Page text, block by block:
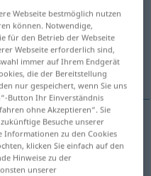
antippen)
Webseite bestmöglich nutzen
können. Notwendige,
für den Betrieb der Webseite
Webseite erforderlich sind,
immer auf Ihrem Endgerät
die der Bereitstellung
nur gespeichert, wenn Sie uns
Button Ihr Einverständnis
ohne Akzeptieren“. Sie
Besuche unserer
Informationen zu den Cookies
klicken Sie einfach auf den
Hinweise zu der
unserer